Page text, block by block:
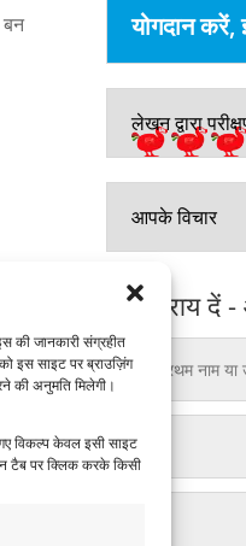
की जानकारी संग्रहीत
इस साइट पर ब्राउज़िंग
की अनुमति मिलेगी।
विकल्प केवल इसी साइट
टैब पर क्लिक करके किसी
बन
योगदान
लेखन द्वारा
आपके विचार
अपनी राय दें